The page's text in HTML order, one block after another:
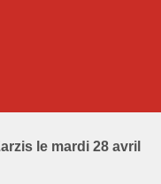
le mardi 28 avril